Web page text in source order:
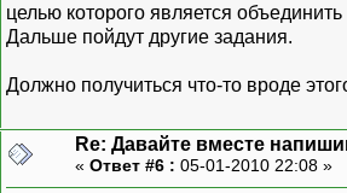
целью которого является
Дальше пойдут другие задания.
Должно получиться что-то вроде
Re: Давайте вместе
« Ответ #6 : 05-01-2010 22:08 »